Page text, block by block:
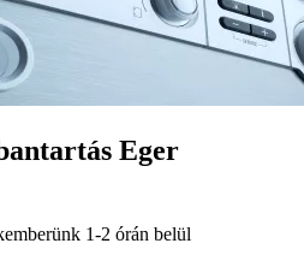
Eger
1-2 órán belül